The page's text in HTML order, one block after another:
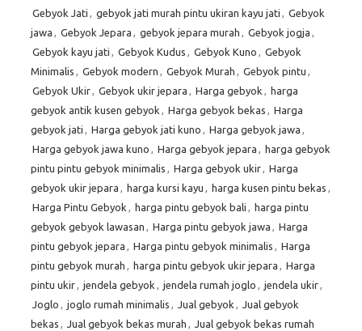
Gebyok Jati , gebyok jati murah pintu ukiran kayu jati , Gebyok
jawa , Gebyok Jepara , gebyok jepara murah , Gebyok jogja ,
Gebyok kayu jati , Gebyok Kudus , Gebyok Kuno , Gebyok
Minimalis , Gebyok modern , Gebyok Murah , Gebyok pintu ,
Gebyok Ukir, Gebyok ukir jepara , Harga gebyok , harga
gebyok antik kusen gebyok , Harga gebyok bekas , Harga
gebyok jati , Harga gebyok jati kuno , Harga gebyok jawa ,
Harga gebyok jawa kuno , Harga gebyok jepara , harga gebyok
pintu pintu gebyok minimalis , Harga gebyok ukir, Harga
gebyok ukir jepara , harga kursi kayu , harga kusen pintu bekas ,
Harga Pintu Gebyok , harga pintu gebyok bali , harga pintu
gebyok gebyok lawasan , Harga pintu gebyok jawa , Harga
pintu gebyok jepara , Harga pintu gebyok minimalis , Harga
pintu gebyok murah , harga pintu gebyok ukir jepara , Harga
pintu ukir, jendela gebyok , jendela rumah joglo , jendela ukir,
Joglo , joglo rumah minimalis , Jual gebyok , Jual gebyok
bekas , Jual gebyok bekas murah , Jual gebyok bekas rumah